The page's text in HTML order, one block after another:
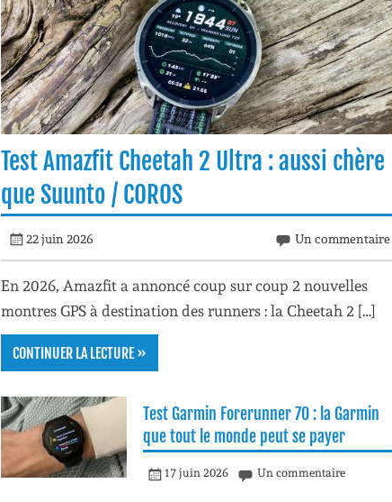
Test Amazfit Cheetah 2 Ultra : aussi chère
que Suunto / COROS
22 juin 2026 Un commentaire
En 2026, Amazfit a annoncé coup sur coup 2 nouvelles
montres GPS à destination des runners : la Cheetah 2 […]
CONTINUER LA LECTURE »
Test Garmin Forerunner 70 : la Garmin
que tout le monde peut se payer
17 juin 2026 Un commentaire